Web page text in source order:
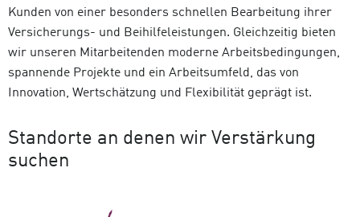
Kunden von einer besonders schnellen Bearbeitung ihrer
Versicherungs- und Beihilfeleistungen. Gleichzeitig bieten
wir unseren Mitarbeitenden moderne Arbeitsbedingungen,
spannende Projekte und ein Arbeitsumfeld, das von
Innovation, Wertschätzung und Flexibilität geprägt ist.
Standorte an denen wir Verstärkung
suchen